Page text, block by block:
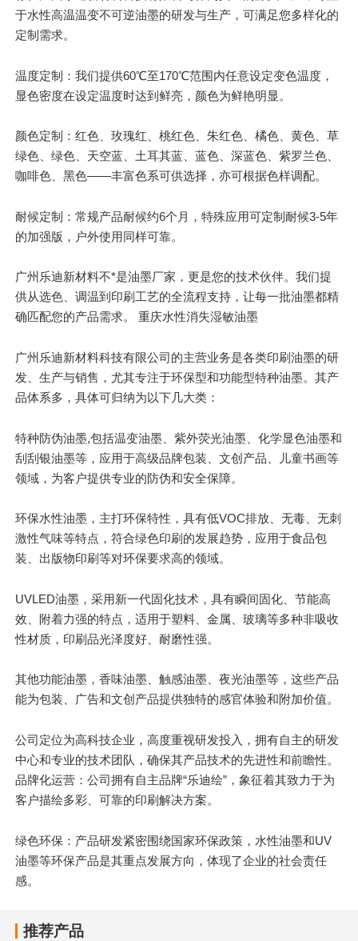
于水性高温温变不可逆油墨的研发与生产，可满足您多样化的
定制需求。
温度定制：我们提供60℃至170℃范围内任意设定变色温度，
显色密度在设定温度时达到鲜亮 ，颜色为鲜艳明显。
颜色定制：红色、玫瑰红、桃红色、朱红色、橘色、黄色、草
绿色、绿色、天空蓝、土耳其蓝、蓝色、深蓝色、紫罗兰色、
咖啡色、黑色——丰富色系可供选择，亦可根据色样调配。
耐候定制：常规产品耐候约6个月，特殊应用可定制耐候3-5年
的加强版，户外使用同样可靠。
广州乐迪新材料不*是油墨厂家，更是您的技术伙伴。我们提
供从选色、调温到印刷工艺的全流程支持，让每一批油墨都精
确匹配您的产品需求。 重庆水性消失湿敏油墨
广州乐迪新材料科技有限公司的主营业务是各类印刷油墨的研
发、生产与销售，尤其专注于环保型和功能型特种油墨。其产
品体系多，具体可归纳为以下几大类：
特种防伪油墨,包括温变油墨、紫外荧光油墨、化学显色油墨和
刮刮银油墨等，应用于高级品牌包装、文创产品、儿童书画等
领域，为客户提供专业的防伪和安全保障。
环保水性油墨，主打环保特性，具有低VOC排放、无毒、无刺
激性气味等特点，符合绿色印刷的发展趋势，应用于食品包
装、出版物印刷等对环保要求高的领域。
UVLED油墨，采用新一代固化技术，具有瞬间固化、节能高
效、附着力强的特点，适用于塑料、金属、玻璃等多种非吸收
性材质，印刷品光泽度好、耐磨性强。
其他功能油墨，香味油墨、触感油墨、夜光油墨等，这些产品
能为包装、广告和文创产品提供独特的感官体验和附加价值。
公司定位为高科技企业，高度重视研发投入，拥有自主的研发
中心和专业的技术团队，确保其产品技术的先进性和前瞻性。
品牌化运营：公司拥有自主品牌“乐迪绘”，象征着其致力于为
客户描绘多彩、可靠的印刷解决方案。
绿色环保：产品研发紧密围绕国家环保政策，水性油墨和UV
油墨等环保产品是其重点发展方向，体现了企业的社会责任
感。
推荐产品